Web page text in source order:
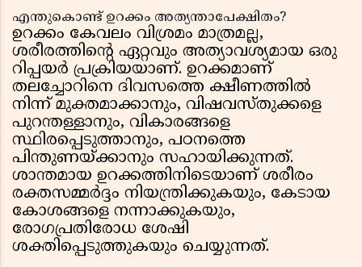
എന്തുകൊണ്ട് ഉറക്കം അത്യന്താപേക്ഷിതം?
ഉറക്കം കേവലം വിശ്രമം മാത്രമല്ല,
ശരീരത്തിന്റെ ഏറ്റവും അത്യാവശ്യമായ ഒരു
റിപ്പയർ പ്രക്രിയയാണ്. ഉറക്കമാണ്
തലച്ചോറിനെ ദിവസത്തെ ക്ഷീണത്തിൽ
നിന്ന് മുക്തമാക്കാനും, വിഷവസ്തുക്കളെ
പുറന്തള്ളാനും, വികാരങ്ങളെ
സ്ഥിരപ്പെടുത്താനും, പഠനത്തെ
പിന്തുണയ്ക്കാനും സഹായിക്കുന്നത്.
ശാന്തമായ ഉറക്കത്തിനിടെയാണ് ശരീരം
രക്തസമ്മർദ്ദം നിയന്ത്രിക്കുകയും, കേടായ
കോശങ്ങളെ നന്നാക്കുകയും,
രോഗപ്രതിരോധ ശേഷി
ശക്തിപ്പെടുത്തുകയും ചെയ്യുന്നത്.